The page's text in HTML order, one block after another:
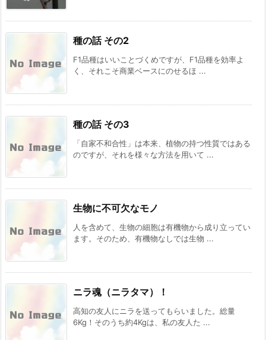
種の話 その2
F1品種はいいことづくめですが、F1品種を効率よ
く、それこそ商業ベースにのせるほ ...
種の話 その3
「自家不和合性」は本来、植物の持つ性質ではある
のですが、それを様々な方法を用いて ...
生物に不可欠なモノ
人を含めて、生物の細胞は有機物から成り立ってい
ます。そのため、有機物なしでは生物 ...
ニラ魂（ニラタマ）！
高知の友人にニラを送ってもらいました。総量
6Kg！そのうち約4Kgは、私の友人た ...